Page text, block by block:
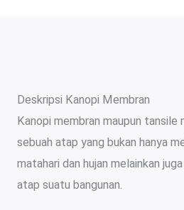
Deskripsi Kanopi Membran
Kanopi membran maupun tansile
sebuah atap yang bukan hanya
matahari dan hujan melainkan
atap suatu bangunan.